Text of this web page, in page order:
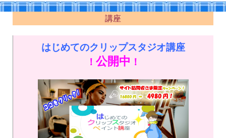
講座
はじめてのクリップスタジオ講座
！ 公開中 ！